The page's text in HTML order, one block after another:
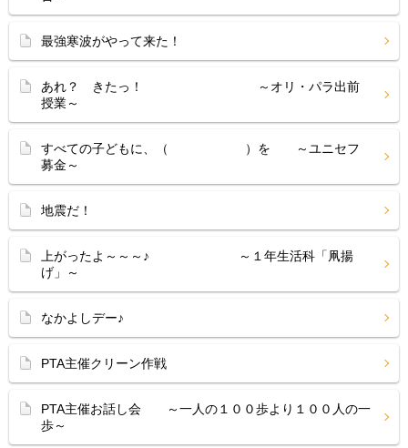
最強寒波がやって来た！
あれ？ きたっ！ ～オリ・パラ出前
授業～
すべての子どもに、（ ）を ～ユニセフ
募金～
地震だ！
上がったよ～～～♪ ～１年生活科「凧揚
げ」～
なかよしデー♪
PTA主催クリーン作戦
PTA主催お話し会 ～一人の１００歩より１００人の一
歩～